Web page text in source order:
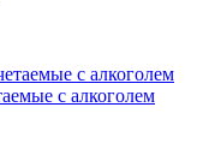
с алкоголем